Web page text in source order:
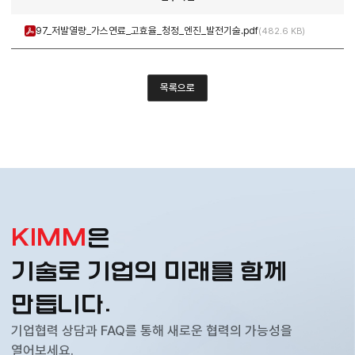
97_저발열량_가스연료_고효율_청정_엔진_발전기술.pdf 482.6 KB
목록으로
KIMM 은
기술로 기업의 미래를 함께
만듭니다.
기업협력 상담과 FAQ를 통해 새로운 협력의 가능성을
열어보세요.